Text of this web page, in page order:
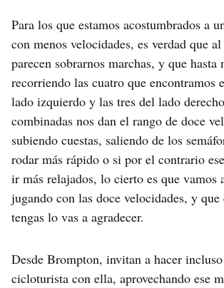
Para los que estamos acostumbrados a
con menos velocidades, es verdad que
parecen sobrarnos marchas, y que hasta
recorriendo las cuatro que encontramos
lado izquierdo y las tres del lado
combinadas nos dan el rango de doce
subiendo cuestas, saliendo de los
rodar más rápido o si por el contrario
ir más relajados, lo cierto es que vamos
jugando con las doce velocidades, y que
tengas lo vas a agradecer.
Desde Brompton, invitan a hacer
cicloturista con ella, aprovechando ese